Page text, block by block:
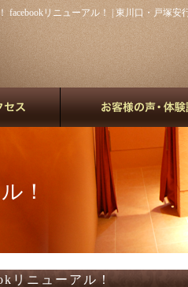
facebookリニューアル！ | 東川口・戸塚
！
リニューアル！